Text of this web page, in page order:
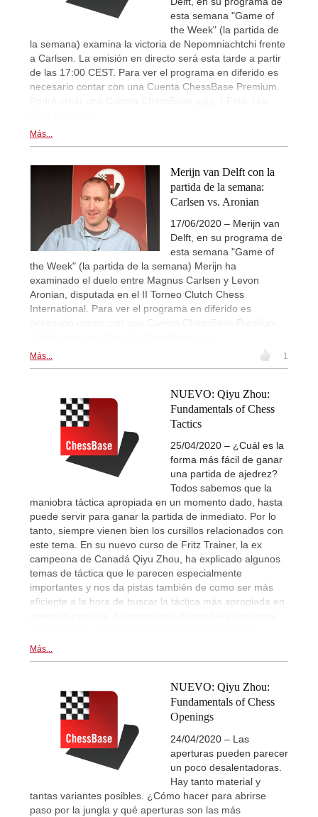
esta semana "Game of
the Week" (la partida de
la semana) examina la victoria de Nepomniachtchi frente
a Carlsen. La emisión en directo será esta tarde a partir
de las 17:00 CEST. Para ver el programa en diferido es
necesario contar con una Cuenta ChessBase Premium.
Más...
Merijn van Delft con la
partida de la semana:
Carlsen vs. Aronian
17/06/2020 – Merijn van
Delft, en su programa de
esta semana "Game of
the Week" (la partida de la semana) Merijn ha
examinado el duelo entre Magnus Carlsen y Levon
Aronian, disputada en el II Torneo Clutch Chess
International. Para ver el programa en diferido es
necesario contar con una Cuenta ChessBase Premium.
Más... 1
NUEVO: Qiyu Zhou:
Fundamentals of Chess
Tactics
25/04/2020 – ¿Cuál es la
forma más fácil de ganar
una partida de ajedrez?
Todos sabemos que la
maniobra táctica apropiada en un momento dado, hasta
puede servir para ganar la partida de inmediato. Por lo
tanto, siempre vienen bien los cursillos relacionados con
este tema. En su nuevo curso de Fritz Trainer, la ex
campeona de Canadá Qiyu Zhou, ha explicado algunos
temas de táctica que le parecen especialmente
importantes y nos da pistas también de como ser más
eficiente a la hora de buscar la táctica más apropiada en
Más...
NUEVO: Qiyu Zhou:
Fundamentals of Chess
Openings
24/04/2020 – Las
aperturas pueden parecer
un poco desalentadoras.
Hay tanto material y
tantas variantes posibles. ¿Cómo hacer para abrirse
paso por la jungla y qué aperturas son las más